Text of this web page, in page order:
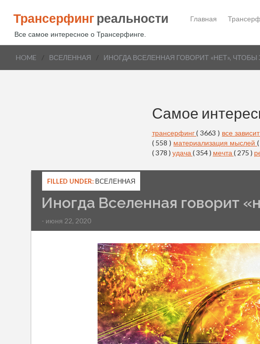
Трансерфинг реальности
Все самое интересное о Трансерфинге.
Главная
HOME / ВСЕЛЕННАЯ / ИНОГДА ВСЕЛЕННАЯ ГОВОРИТ «НЕТ»,
Самое
трансерфинг( 3663 ) все
( 558 ) материализация мыслей
( 378 ) удача ( 354 ) мечта ( 275 )
FILLED UNDER: ВСЕЛЕННАЯ
Иногда Вселенная говорит
- июня 22, 2020